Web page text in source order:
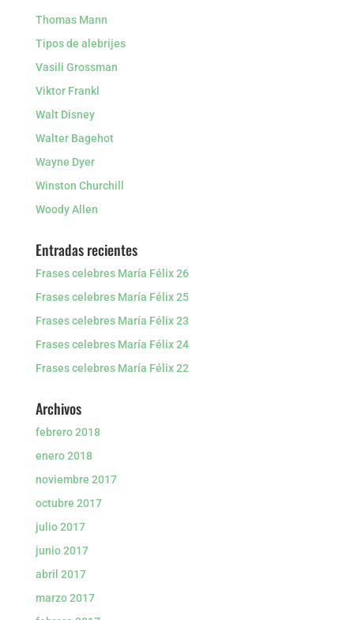
Thomas Mann
Tipos de alebrijes
Vasili Grossman
Viktor Frankl
Walt Disney
Walter Bagehot
Wayne Dyer
Winston Churchill
Woody Allen
Entradas recientes
Frases celebres María Félix 26
Frases celebres María Félix 25
Frases celebres María Félix 23
Frases celebres María Félix 24
Frases celebres María Félix 22
Archivos
febrero 2018
enero 2018
noviembre 2017
octubre 2017
julio 2017
junio 2017
abril 2017
marzo 2017